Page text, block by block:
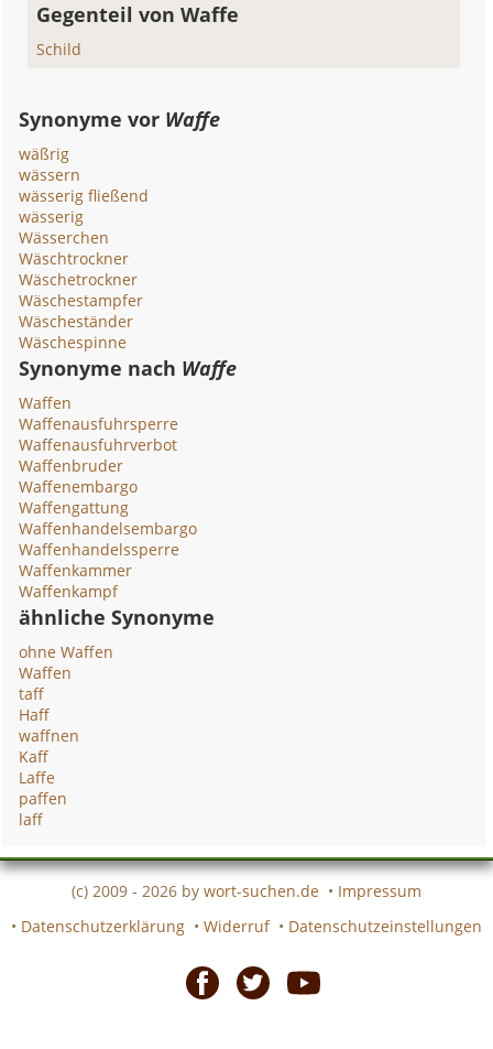
Gegenteil von Waffe
Schild
Synonyme vor Waffe
wäßrig
wässern
wässerig fließend
wässerig
Wässerchen
Wäschtrockner
Wäschetrockner
Wäschestampfer
Wäscheständer
Wäschespinne
Synonyme nach Waffe
Waffen
Waffenausfuhrsperre
Waffenausfuhrverbot
Waffenbruder
Waffenembargo
Waffengattung
Waffenhandelsembargo
Waffenhandelssperre
Waffenkammer
Waffenkampf
ähnliche Synonyme
ohne Waffen
Waffen
taff
Haff
waffnen
Kaff
Laffe
paffen
laff
(c) 2009 - 2026 by wort-suchen.de • Impressum
• Datenschutzerklärung • Widerruf • Datenschutzeinstellungen